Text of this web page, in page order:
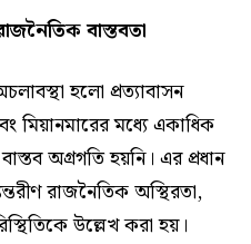
বাস্তবতা
হলো প্রত্যাবাসন
মিয়ানমারের মধ্যে একাধিক
অগ্রগতি হয়নি। এর প্রধান
রাজনৈতিক অস্থিরতা,
উল্লেখ করা হয়।